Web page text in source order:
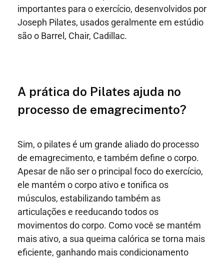
importantes para o exercício, desenvolvidos por
Joseph Pilates, usados geralmente em estúdio
são o Barrel, Chair, Cadillac.
A prática do Pilates ajuda no
processo de emagrecimento?
Sim, o pilates é um grande aliado do processo
de emagrecimento, e também define o corpo.
Apesar de não ser o principal foco do exercício,
ele mantém o corpo ativo e tonifica os
músculos, estabilizando também as
articulações e reeducando todos os
movimentos do corpo. Como você se mantém
mais ativo, a sua queima calórica se torna mais
eficiente, ganhando mais condicionamento